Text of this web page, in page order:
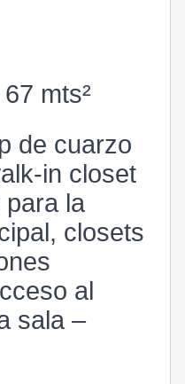
mts²
de cuarzo
in closet
la
closets
al
sala –